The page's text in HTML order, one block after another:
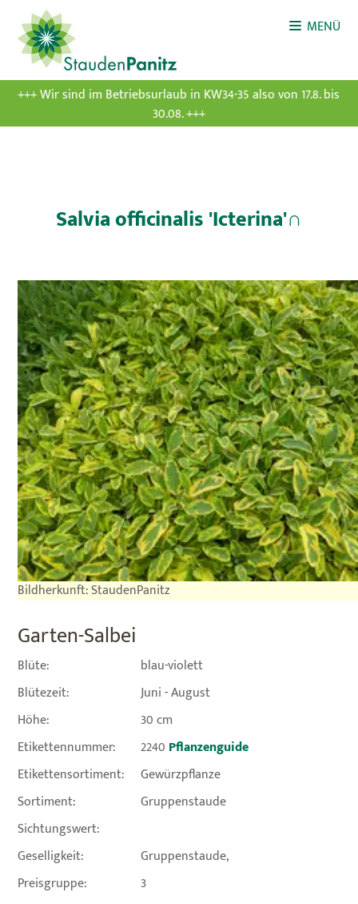
MENÜ
+++ Wir sind im Betriebsurlaub in KW34-35 also von 17.8. bis
30.08. +++
Salvia officinalis 'Icterina'∩
Bildherkunft: StaudenPanitz
Garten-Salbei
Blüte:
blau-violett
Blütezeit:
Juni - August
Höhe:
30 cm
Etikettennummer:
2240 Pflanzenguide
Etikettensortiment:
Gewürzpflanze
Sortiment:
Gruppenstaude
Sichtungswert:
Geselligkeit:
Gruppenstaude,
Preisgruppe:
3